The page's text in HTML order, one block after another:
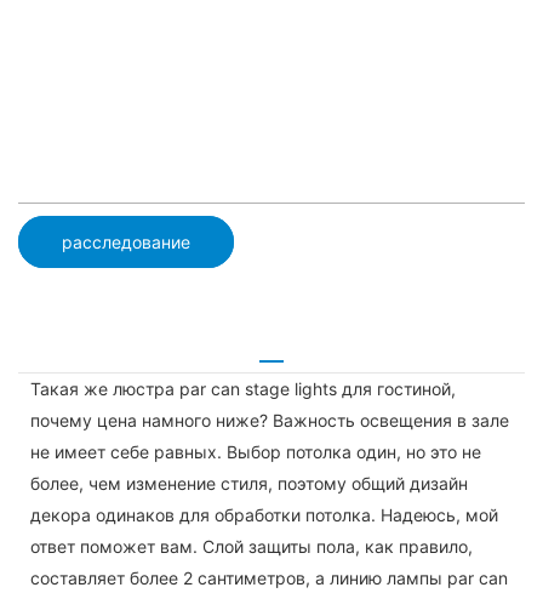
расследование
Такая же люстра par can stage lights для гостиной,
почему цена намного ниже? Важность освещения в зале
не имеет себе равных. Выбор потолка один, но это не
более, чем изменение стиля, поэтому общий дизайн
декора одинаков для обработки потолка. Надеюсь, мой
ответ поможет вам. Слой защиты пола, как правило,
составляет более 2 сантиметров, а линию лампы par can